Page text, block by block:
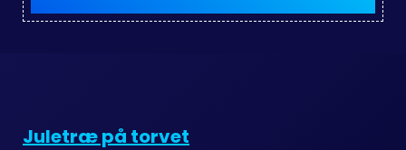
Juletræ på torvet